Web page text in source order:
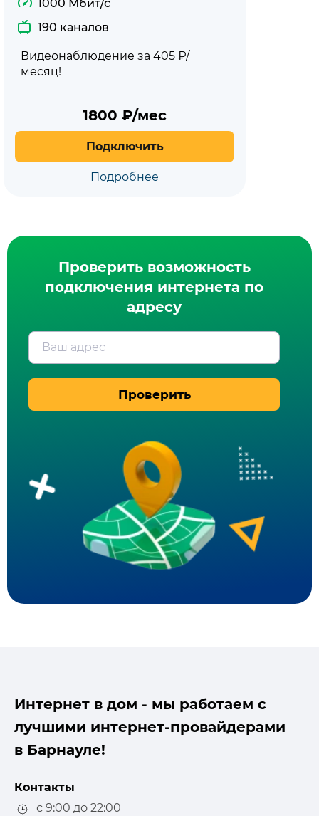
1000 Мбит/с
190 каналов
Видеонаблюдение за 405 ₽/
месяц!
1800 ₽/мес
Подключить
Подробнее
Проверить возможность
подключения интернета по
адресу
Ваш адрес
Проверить
Интернет в дом - мы работаем с
лучшими интернет-провайдерами
в Барнауле!
Контакты
с 9:00 до 22:00